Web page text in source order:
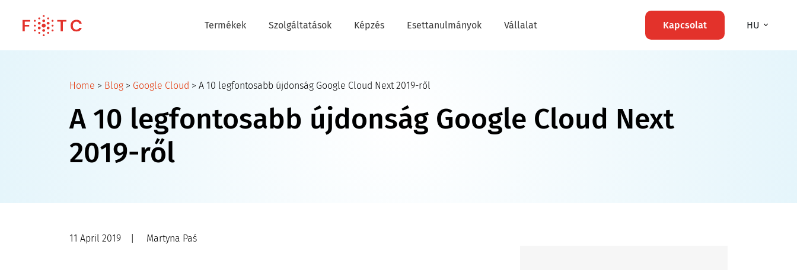
Termékek Szolgáltatások Képzés Esettanulmányok Vállalat Kapcsolat HU
Home > Blog > Google Cloud > A 10 legfontosabb újdonság Google Cloud Next 2019-ről
A 10 legfontosabb újdonság Google Cloud Next
2019-ről
11 April 2019 Martyna Paś